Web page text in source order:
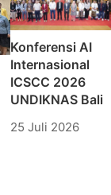
Konferensi AI
Internasional
ICSCC 2026
UNDIKNAS Bali
25 Juli 2026